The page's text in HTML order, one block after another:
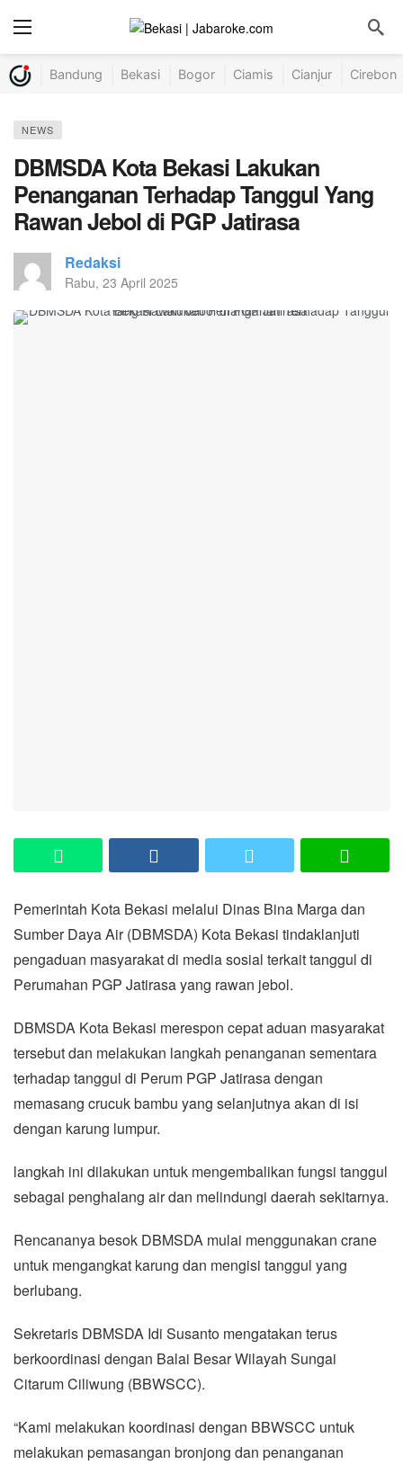
Bandung Bekasi Bogor Ciamis Cianjur Cirebon
NEWS
DBMSDA Kota Bekasi Lakukan
Penanganan Terhadap Tanggul Yang
Rawan Jebol di PGP Jatirasa
Redaksi
Rabu, 23 April 2025
Pemerintah Kota Bekasi melalui Dinas Bina Marga dan
Sumber Daya Air (DBMSDA) Kota Bekasi tindaklanjuti
pengaduan masyarakat di media sosial terkait tanggul di
Perumahan PGP Jatirasa yang rawan jebol.
DBMSDA Kota Bekasi merespon cepat aduan masyarakat
tersebut dan melakukan langkah penanganan sementara
terhadap tanggul di Perum PGP Jatirasa dengan
memasang crucuk bambu yang selanjutnya akan di isi
dengan karung lumpur.
langkah ini dilakukan untuk mengembalikan fungsi tanggul
sebagai penghalang air dan melindungi daerah sekitarnya.
Rencananya besok DBMSDA mulai menggunakan crane
untuk mengangkat karung dan mengisi tanggul yang
berlubang.
Sekretaris DBMSDA Idi Susanto mengatakan terus
berkoordinasi dengan Balai Besar Wilayah Sungai
Citarum Ciliwung (BBWSCC).
“Kami melakukan koordinasi dengan BBWSCC untuk
melakukan pemasangan bronjong dan penanganan